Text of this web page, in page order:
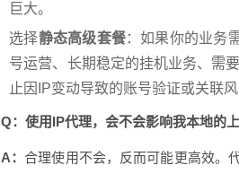
巨大。
选择静态高级套餐：如果你的业务
号运营、长期稳定的挂机业务、需
止因IP变动导致的账号验证或关联风
Q：使用IP代理，会不会影响我本地的上
A： 合理使用不会，反而可能更高效。